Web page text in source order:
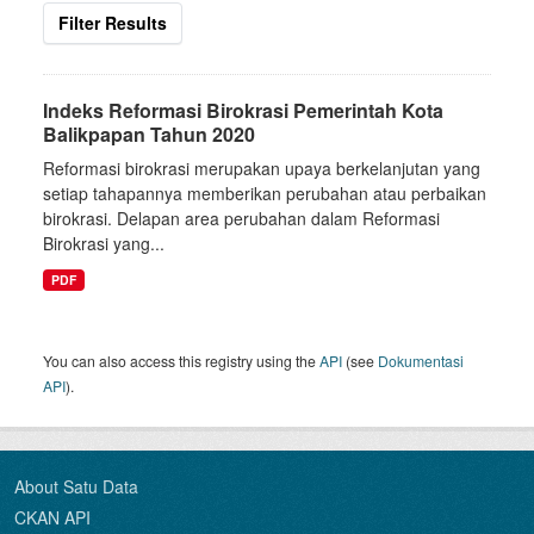
Filter Results
Indeks Reformasi Birokrasi Pemerintah Kota
Balikpapan Tahun 2020
Reformasi birokrasi merupakan upaya berkelanjutan yang
setiap tahapannya memberikan perubahan atau perbaikan
birokrasi. Delapan area perubahan dalam Reformasi
Birokrasi yang...
PDF
You can also access this registry using theAPI (see Dokumentasi
API).
About Satu Data
CKAN API